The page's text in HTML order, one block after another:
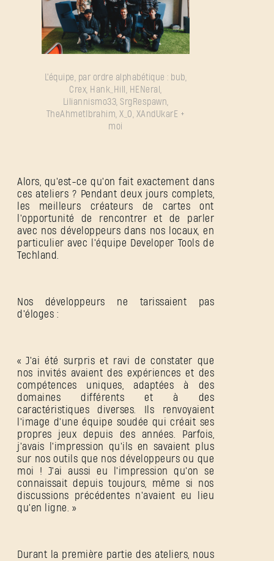
L'équipe, par ordre alphabétique : bub,
Crex, Hank_Hill, HENeral,
Liliannismo33, SrgRespawn,
TheAhmetIbrahim, X_0, XAndUkarE +
moi
Alors, qu'est-ce qu'on fait exactement dans
ces ateliers ? Pendant deux jours complets,
les meilleurs créateurs de cartes ont
l'opportunité de rencontrer et de parler
avec nos développeurs dans nos locaux, en
particulier avec l'équipe Developer Tools de
Techland.
Nos développeurs ne tarissaient pas
d'éloges :
« J'ai été surpris et ravi de constater que
nos invités avaient des expériences et des
compétences uniques, adaptées à des
domaines différents et à des
caractéristiques diverses. Ils renvoyaient
l'image d'une équipe soudée qui créait ses
propres jeux depuis des années. Parfois,
j'avais l'impression qu'ils en savaient plus
sur nos outils que nos développeurs ou que
moi ! J'ai aussi eu l'impression qu'on se
connaissait depuis toujours, même si nos
discussions précédentes n'avaient eu lieu
qu'en ligne. »
Durant la première partie des ateliers, nous